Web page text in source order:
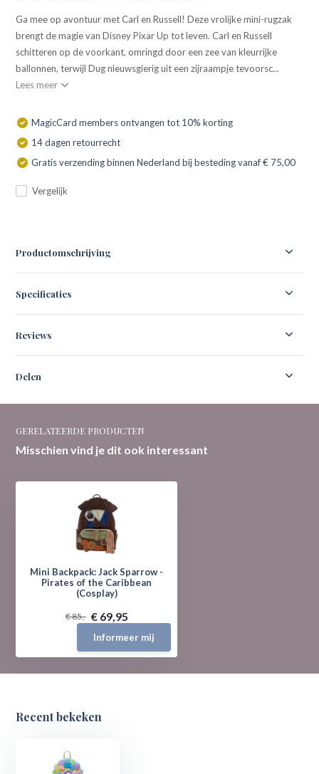
Ga mee op avontuur met Carl en Russell! Deze vrolijke mini-rugzak
brengt de magie van Disney Pixar Up tot leven. Carl en Russell
schitteren op de voorkant, omringd door een zee van kleurrijke
ballonnen, terwijl Dug nieuwsgierig uit een zijraampje tevoorsc...
Lees meer
MagicCard members ontvangen tot 10% korting
14 dagen retourrecht
Gratis verzending binnen Nederland bij besteding vanaf € 75,00
Vergelijk
Productomschrijving
Specificaties
Reviews
Delen
GERELATEERDE PRODUCTEN
Misschien vind je dit ook interessant
Mini Backpack: Jack Sparrow -
Pirates of the Caribbean
(Cosplay)
€ 85,- € 69,95
Informeer mij
Recent bekeken